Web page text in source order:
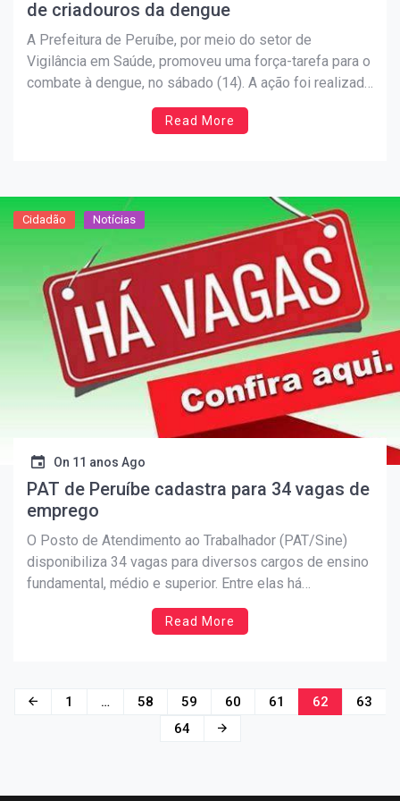
de criadouros da dengue
A Prefeitura de Peruíbe, por meio do setor de
Vigilância em Saúde, promoveu uma força-tarefa para o
combate à dengue, no sábado (14). A ação foi realizada
nos bairros Jardim Somar e Vila Romar com a
participação dos agentes de endemias e funcionários
Read More
Cidadão Notícias
On 11 anos Ago
PAT de Peruíbe cadastra para 34 vagas de
emprego
O Posto de Atendimento ao Trabalhador (PAT/Sine)
disponibiliza 34 vagas para diversos cargos de ensino
fundamental, médio e superior. Entre elas há
oportunidades para borracheiro, auxiliar de cozinha e
corretor de imóveis. Os interessados devem
Read More
Navegação
1 … 58 59 60 61 62
63
64